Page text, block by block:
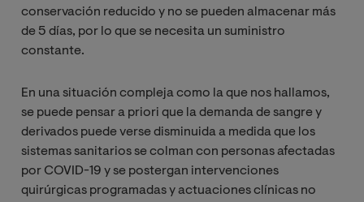
conservación reducido y no se pueden almacenar más
de 5 días, por lo que se necesita un suministro
constante.
En una situación compleja como la que nos hallamos,
se puede pensar a priori que la demanda de sangre y
derivados puede verse disminuida a medida que los
sistemas sanitarios se colman con personas afectadas
por COVID-19 y se postergan intervenciones
quirúrgicas programadas y actuaciones clínicas no